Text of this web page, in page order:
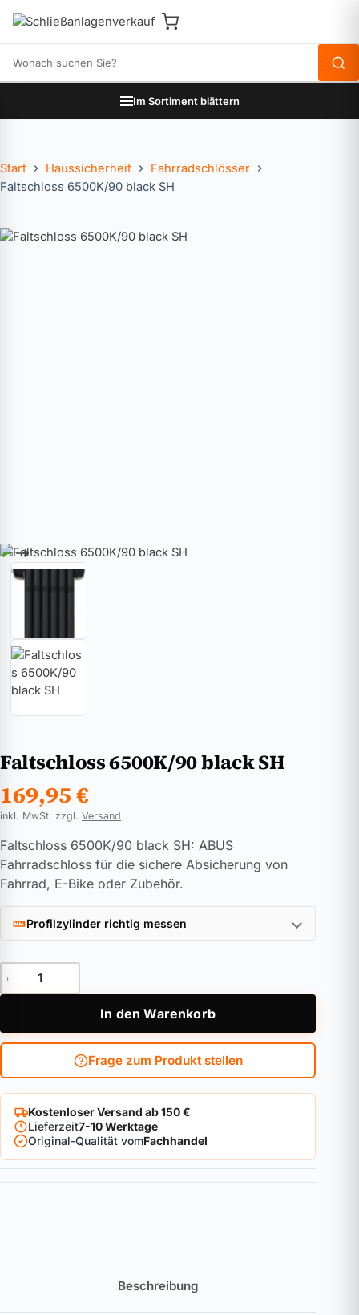
Im Sortiment blättern
Start Haussicherheit
Fahrradschlösser
Faltschloss 6500K/90 black SH
Faltschloss 6500K/90 black SH
169,95€
inkl. MwSt. zzgl. Versand
Faltschloss 6500K/90 black SH: ABUS
Fahrradschloss für die sichere Absicherung von
Fahrrad, E-Bike oder Zubehör.
Profilzylinder richtig messen
Faltschloss 6500K/90 black SH Menge
In den Warenkorb
Frage zum Produkt stellen
Kostenloser Versand ab 150 €
Lieferzeit7-10 Werktage
Original-Qualität vomFachhandel
Beschreibung